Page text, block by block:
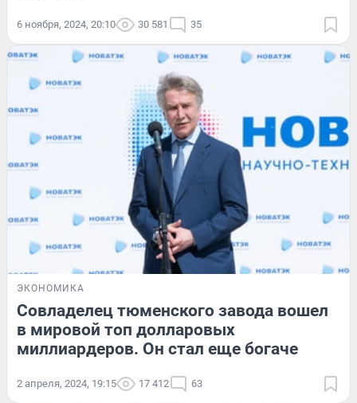
6 ноября, 2024, 20:10 30 581 35
ЭКОНОМИКА
Совладелец тюменского завода вошел
в мировой топ долларовых
миллиардеров. Он стал еще богаче
2 апреля, 2024, 19:15 17 412 63